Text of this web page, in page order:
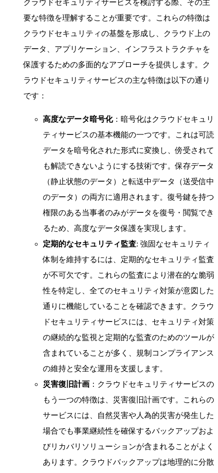
クラウドセキュリティサービスを検討する際、その主
要な特徴を理解することが重要です。これらの特徴は
クラウドセキュリティの基盤を形成し、クラウド上の
データ、アプリケーション、インフラストラクチャを
保護するための多面的なアプローチを提供します。ク
ラウドセキュリティサービスの主な特徴は以下の通り
です：
高度なデータ暗号化：暗号化はクラウドセキュリ
ティサービスの基本機能の一つです。これは可読
データを暗号化された形式に変換し、傍受されて
も解読できないようにする技術です。保存データ
（静止状態のデータ）と転送中データ（送受信中
のデータ）の両方に適用されます。復号鍵を持つ
権限のある当事者のみがデータを復号・閲覧でき
るため、高度なデータ保護を実現します。
定期的なセキュリティ監査: 強固なセキュリティ
体制を維持するには、定期的なセキュリティ監査
が不可欠です。これらの監査により潜在的な脆弱
性を特定し、全てのセキュリティ対策が意図した
通りに機能していることを確認できます。クラウ
ドセキュリティサービスには、セキュリティ対策
の継続的な監視と定期的な監査のためのツールが
含まれていることが多く、規制コンプライアンス
の維持と安全な運用を支援します。
災害復旧計画 ：クラウドセキュリティサービスの
もう一つの特徴は、災害復旧計画です。これらの
サービスには、自然災害や人為的災害が発生した
場合でも事業継続性を確保するバックアップおよ
びリカバリソリューションが含まれることがよく
あります。クラウドバックアップは地理的に分散